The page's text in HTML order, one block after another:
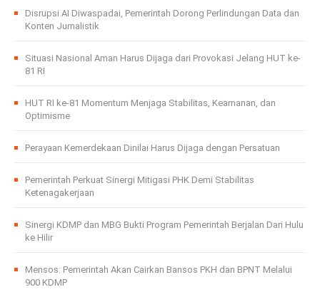
Disrupsi AI Diwaspadai, Pemerintah Dorong Perlindungan Data dan
Konten Jurnalistik
Situasi Nasional Aman Harus Dijaga dari Provokasi Jelang HUT ke-
81 RI
HUT RI ke-81 Momentum Menjaga Stabilitas, Keamanan, dan
Optimisme
Perayaan Kemerdekaan Dinilai Harus Dijaga dengan Persatuan
Pemerintah Perkuat Sinergi Mitigasi PHK Demi Stabilitas
Ketenagakerjaan
Sinergi KDMP dan MBG Bukti Program Pemerintah Berjalan Dari Hulu
ke Hilir
Mensos: Pemerintah Akan Cairkan Bansos PKH dan BPNT Melalui
900 KDMP